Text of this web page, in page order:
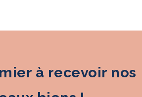
à recevoir nos